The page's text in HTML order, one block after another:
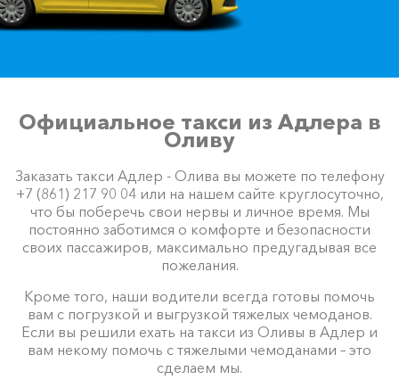
Официальное такси из Адлера в
Оливу
Заказать такси Адлер - Олива вы можете по телефону
+7 (861) 217 90 04 или на нашем сайте круглосуточно,
что бы поберечь свои нервы и личное время. Мы
постоянно заботимся о комфорте и безопасности
своих пассажиров, максимально предугадывая все
пожелания.
Кроме того, наши водители всегда готовы помочь
вам с погрузкой и выгрузкой тяжелых чемоданов.
Если вы решили ехать на такси из Оливы в Адлер и
вам некому помочь с тяжелыми чемоданами – это
сделаем мы.